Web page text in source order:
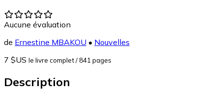
Aucune évaluation
de Ernestine MBAKOU • Nouvelles
7 $US le livre complet/ 841 pages
Description